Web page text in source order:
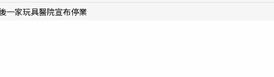
家玩具醫院宣布停業